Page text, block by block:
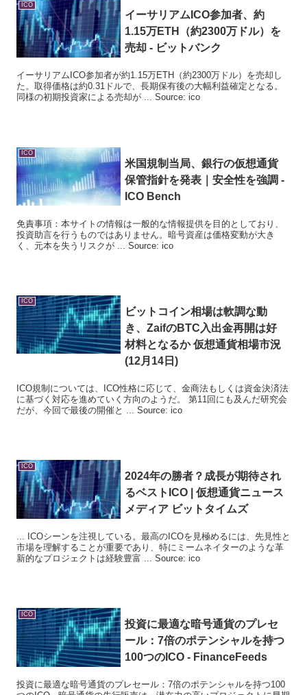
ICO
イーサリアム ICO参加者、約
1.15万ETH（約2300万ドル）を
売却 - ビットバンク
イーサリアムICO参加者が約1.15万ETH（約2300万ドル）を売却し
た。取得価格は約0.31ドルで、長期保有後の大幅利益確定となる。
同様の初期投資家による売却が ... Source: ico
ICO
米国規制当局、銀行の仮想通貨
保管指針を発表｜安全性を強調 -
ICO Bench
免責事項：本サイトの情報は一般的な情報提供を目的としており、
投資助言を行うものではありません。暗号資産は価格変動が大き
く、元本を失うリスクが ... Source: ico
ICO
ビットコイン相場は軟調な動
き、ZaifのBTC入出金再開は好
材料となるか 仮想通貨相場市況
(12月14日)
ICO規制については、ICO性格に応じて、金商法もしくは資金決済法
に基づく対応を進めていく方向のようだ。 第11回にも及んだ研究会
だが、今回で最後の開催と ... Source: ico
ICO
2024年の勝者？成長が期待され
るベスト ICO | 仮想通貨ニュース
メディア ビットタイムズ
... ICOシーンを注視している。最高のICOを見極めるには、先見性と
市場を理解することが重要であり、特にミームネイターのような革
新的なプロジェクトは経験豊富 ... Source: ico
ICO
投資に最適な暗号通貨のプレセ
ール：7倍のポテンシャルを持つ
100つの ICO - FinanceFeeds
投資に最適な暗号通貨のプレセール：7倍のポテンシャルを持つ100